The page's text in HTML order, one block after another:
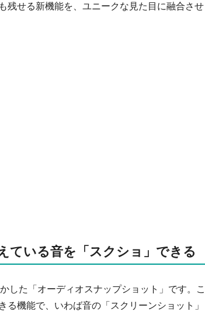
残せる新機能を、ユニークな見た目に融合させ
ている音を「スクショ」できる
した「オーディオスナップショット」です。こ
機能で、いわば音の「スクリーンショット」